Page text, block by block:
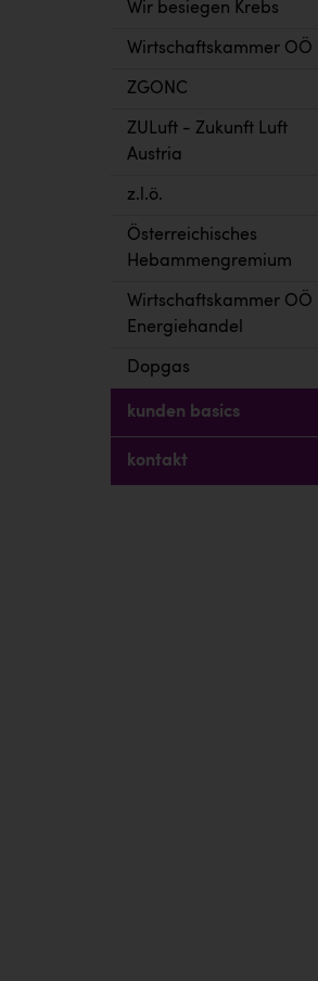
Wir besiegen Krebs
Wirtschaftskammer OÖ
ZGONC
ZULuft - Zukunft Luft
Austria
z.l.ö.
Österreichisches
Hebammengremium
Wirtschaftskammer OÖ
Energiehandel
Dopgas
kunden basics
kontakt